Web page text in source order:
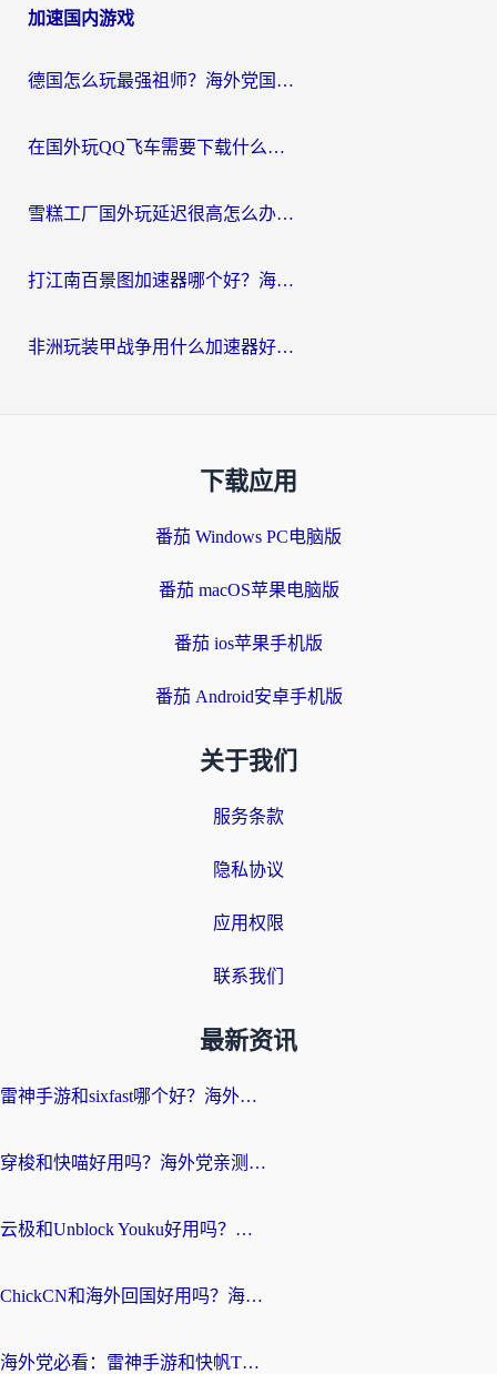
加速国内游戏
德国怎么玩最强祖师？海外党国服游戏加速器选择全攻略（附宝可梦Online实测）
在国外玩QQ飞车需要下载什么加速器呢？海外党亲测有效的国服游戏加速指南
雪糕工厂国外玩延迟很高怎么办？海外玩家国服游戏加速终极攻略（附实测推荐）
打江南百景图加速器哪个好？海外党踩坑N次后，终于找到不卡的秘诀
非洲玩装甲战争用什么加速器好？海外党亲测有效的国服游戏加速方案
下载应用
番茄 Windows PC电脑版
番茄 macOS苹果电脑版
番茄 ios苹果手机版
番茄 Android安卓手机版
关于我们
服务条款
隐私协议
应用权限
联系我们
最新资讯
雷神手游和sixfast哪个好？海外党亲测3款回国加速器，教你选对不踩坑
穿梭和快喵好用吗？海外党亲测：小众加速器对比+番茄加速器深度体验
云极和Unblock Youku好用吗？海外党亲测+2026回国加速器避坑指南
ChickCN和海外回国好用吗？海外党2026亲测：从手游到影音，选对加速器的3个关键
海外党必看：雷神手游和快帆TV版好用吗？3步选对回国加速器不踩坑